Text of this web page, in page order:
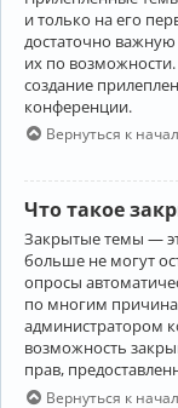
и только на его
достаточно
их по
создание
конференции.
Вернуться к
Что такое
Закрытые темы —
больше не могут
опросы
по многим
администратором
возможность
прав,
Вернуться к